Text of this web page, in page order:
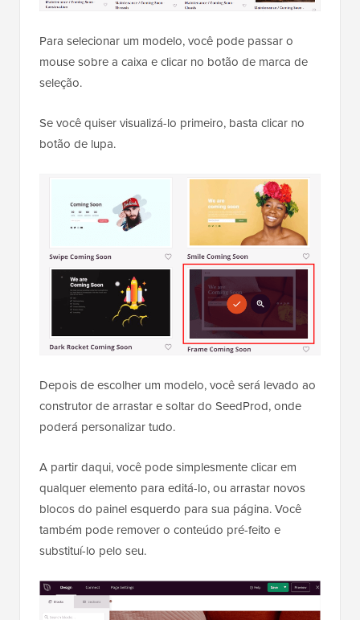
Para selecionar um modelo, você pode passar o
mouse sobre a caixa e clicar no botão de marca de
seleção.
Se você quiser visualizá-lo primeiro, basta clicar no
botão de lupa.
Depois de escolher um modelo, você será levado ao
construtor de arrastar e soltar do SeedProd, onde
poderá personalizar tudo.
A partir daqui, você pode simplesmente clicar em
qualquer elemento para editá-lo, ou arrastar novos
blocos do painel esquerdo para sua página. Você
também pode remover o conteúdo pré-feito e
substituí-lo pelo seu.